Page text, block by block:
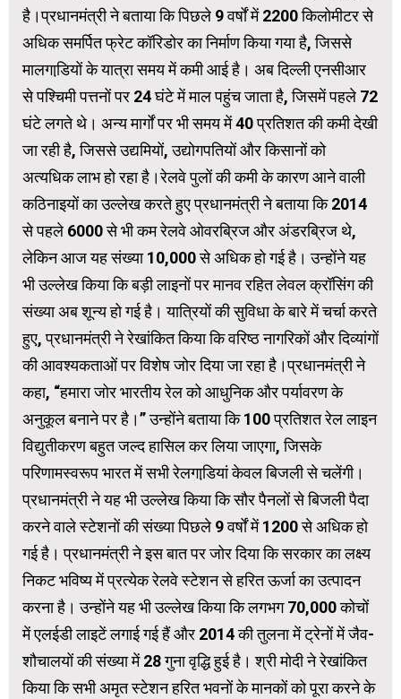
है।प्रधानमंत्री ने बताया कि पिछले 9 वर्षों में 2200 किलोमीटर से
अधिक समर्पित फ्रेट कॉरिडोर का निर्माण किया गया है, जिससे
मालगाडि़यों के यात्रा समय में कमी आई है। अब दिल्ली एनसीआर
से पश्चिमी पत्तनों पर 24 घंटे में माल पहुंच जाता है, जिसमें पहले 72
घंटे लगते थे। अन्य मार्गों पर भी समय में 40 प्रतिशत की कमी देखी
जा रही है, जिससे उद्यमियों, उद्योगपतियों और किसानों को
अत्‍यधिक लाभ हो रहा है।रेलवे पुलों की कमी के कारण आने वाली
कठिनाइयों का उल्लेख करते हुए प्रधानमंत्री ने बताया कि 2014
से पहले 6000 से भी कम रेलवे ओवरब्रिज और अंडरब्रिज थे,
लेकिन आज यह संख्या 10,000 से अधिक हो गई है। उन्होंने यह
भी उल्लेख किया कि बड़ी लाइनों पर मानव रहित लेवल क्रॉसिंग की
संख्या अब शून्य हो गई है। यात्रियों की सुविधा के बारे में चर्चा करते
हुए, प्रधानमंत्री ने रेखांकित किया कि वरिष्‍ठ नागरिकों और दिव्यांगों
की आवश्‍यकताओं पर विशेष जोर दिया जा रहा है।प्रधानमंत्री ने
कहा, “हमारा जोर भारतीय रेल को आधुनिक और पर्यावरण के
अनुकूल बनाने पर है।” उन्होंने बताया कि 100 प्रतिशत रेल लाइन
विद्युतीकरण बहुत जल्द हासिल कर लिया जाएगा, जिसके
परिणामस्वरूप भारत में सभी रेलगाडि़यां केवल बिजली से चलेंगी।
प्रधानमंत्री ने यह भी उल्लेख किया कि सौर पैनलों से बिजली पैदा
करने वाले स्टेशनों की संख्या पिछले 9 वर्षों में 1200 से अधिक हो
गई है। प्रधानमंत्री ने इस बात पर जोर दिया कि सरकार का लक्ष्‍य
निकट भविष्‍य में प्रत्‍येक रेलवे स्‍टेशन से हरित ऊर्जा का उत्‍पादन
करना है। उन्होंने यह भी उल्लेख किया कि लगभग 70,000 कोचों
में एलईडी लाइटें लगाई गई हैं और 2014 की तुलना में ट्रेनों में जैव-
शौचालयों की संख्या में 28 गुना वृद्धि हुई है। श्री मोदी ने रेखांकित
किया कि सभी अमृत स्टेशन हरित भवनों के मानकों को पूरा करने के